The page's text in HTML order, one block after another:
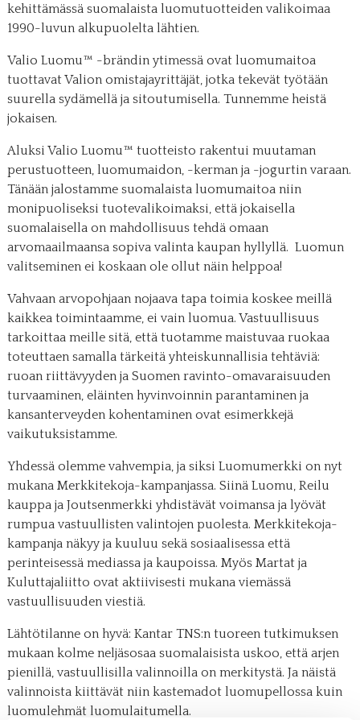
kehittämässä suomalaista luomutuotteiden valikoimaa
1990-luvun alkupuolelta lähtien.
Valio Luomu™ -brändin ytimessä ovat luomumaitoa
tuottavat Valion omistajayrittäjät, jotka tekevät työtään
suurella sydämellä ja sitoutumisella. Tunnemme heistä
jokaisen.
Aluksi Valio Luomu™ tuotteisto rakentui muutaman
perustuotteen, luomumaidon, -kerman ja -jogurtin varaan.
Tänään jalostamme suomalaista luomumaitoa niin
monipuoliseksi tuotevalikoimaksi, että jokaisella
suomalaisella on mahdollisuus tehdä omaan
arvomaailmaansa sopiva valinta kaupan hyllyllä. Luomun
valitseminen ei koskaan ole ollut näin helppoa!
Vahvaan arvopohjaan nojaava tapa toimia koskee meillä
kaikkea toimintaamme, ei vain luomua. Vastuullisuus
tarkoittaa meille sitä, että tuotamme maistuvaa ruokaa
toteuttaen samalla tärkeitä yhteiskunnallisia tehtäviä:
ruoan riittävyyden ja Suomen ravinto-omavaraisuuden
turvaaminen, eläinten hyvinvoinnin parantaminen ja
kansanterveyden kohentaminen ovat esimerkkejä
vaikutuksistamme.
Yhdessä olemme vahvempia, ja siksi Luomumerkki on nyt
mukana Merkkitekoja-kampanjassa. Siinä Luomu, Reilu
kauppa ja Joutsenmerkki yhdistävät voimansa ja lyövät
rumpua vastuullisten valintojen puolesta. Merkkitekoja-
kampanja näkyy ja kuuluu sekä sosiaalisessa että
perinteisessä mediassa ja kaupoissa. Myös Martat ja
Kuluttajaliitto ovat aktiivisesti mukana viemässä
vastuullisuuden viestiä.
Lähtötilanne on hyvä: Kantar TNS:n tuoreen tutkimuksen
mukaan kolme neljäsosaa suomalaisista uskoo, että arjen
pienillä, vastuullisilla valinnoilla on merkitystä. Ja näistä
valinnoista kiittävät niin kastemadot luomupellossa kuin
luomulehmät luomulaitumella.